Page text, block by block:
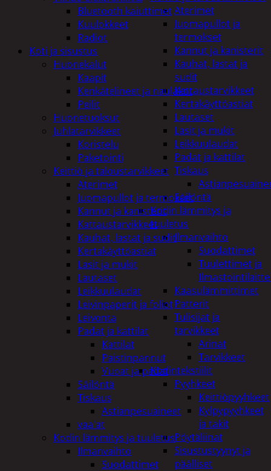
Aterimet
Juomapullot ja
termokset
Kannut ja kanisterit
Kauhat, lastat ja
sudit
Kattaustarvikkeet
Kertakäyttöastiat
Lautaset
Lasit ja mukit
Leikkuulaudat
Padat ja kattilat
Tiskaus
Säilöntä
Kodin lämmitys ja
tuuletus
Ilmanvaihto
Suodattimet
Tuulettimet ja
Kaasulämmittimet
Patterit
Tulisijat ja
tarvikkeet
Arinat
Tarvikkeet
Kodintekstiilit
Pyyhkeet
Keittiöpyyhkeet
Kylpypyyhkeet
ja takit
Pöytäliinat
Sisustustyynyt ja
päälliset
Bluetooth kaiuttimet
Kuulokkeet
Radiot
Koti ja sisustus
Huonekalut
Kaapit
Kenkätelineet ja naulakot
Peilit
Huonetuoksut
Juhlatarvikkeet
Koristelu
Paketointi
Keittiö ja taloustarvikkeet
Aterimet
Juomapullot ja termokset
Kannut ja kanisterit
Kattaustarvikkeet
Kauhat, lastat ja sudit
Kertakäyttöastiat
Lasit ja mukit
Lautaset
Leikkuulaudat
Leivinpaperit ja foliot
Leivonta
Padat ja kattilat
Kattilat
Paistinpannut
Vuoat ja padat
Säilöntä
Tiskaus
Astianpesuaineet
vaa'at
Kodin lämmitys ja tuuletus
Ilmanvaihto
Suodattimet